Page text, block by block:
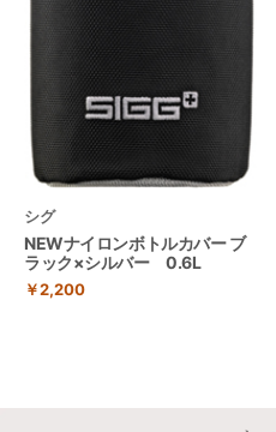
シグ
NEWナイロンボトルカバー ブ
ラック×シルバー 0.6L
￥2,200